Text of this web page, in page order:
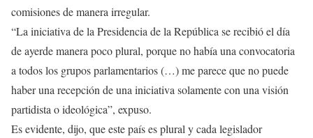
comisiones de manera irregular.
“La iniciativa de la Presidencia de la República se recibió el día
de ayerde manera poco plural, porque no había una convocatoria
a todos los grupos parlamentarios (…) me parece que no puede
haber una recepción de una iniciativa solamente con una visión
partidista o ideológica”, expuso.
Es evidente, dijo, que este país es plural y cada legislador